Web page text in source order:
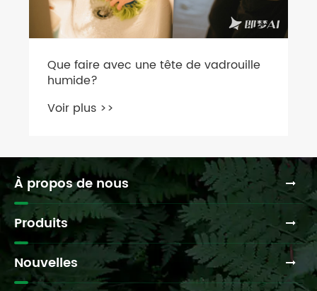
Que faire avec une tête de vadrouille
humide?
Voir plus >>
À propos de nous
Produits
Nouvelles